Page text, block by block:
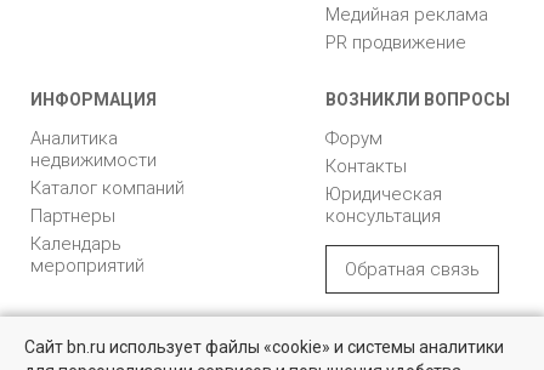
Медийная реклама
PR продвижение
ИНФОРМАЦИЯ
Аналитика
недвижимости
Каталог компаний
Партнеры
Календарь
мероприятий
ВОЗНИКЛИ ВОПРОСЫ
Форум
Контакты
Юридическая
консультация
Обратная связь
с ограниченной
«БН»
Сайт bn.ru использует файлы «cookie» и системы аналитики